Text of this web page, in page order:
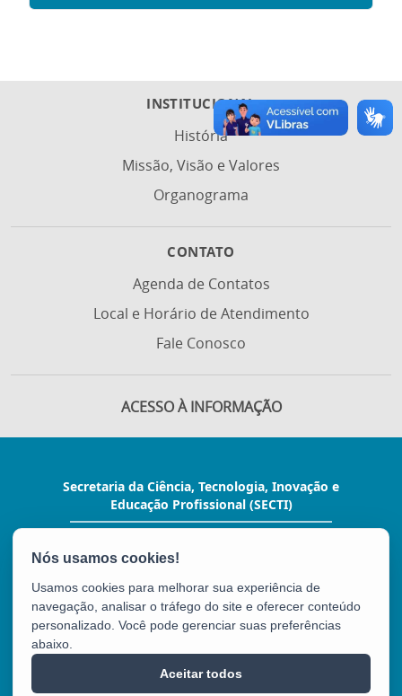
INSTITUCIONAL
História
Missão, Visão e Valores
Organograma
CONTATO
Agenda de Contatos
Local e Horário de Atendimento
Fale Conosco
ACESSO À INFORMAÇÃO
Secretaria da Ciência, Tecnologia, Inovação e
Educação Profissional (SECTI)
CEP: 29066-380 - Vitória / ES
E-mail:gabinete@secti.es.gov.br
Usamos cookies para melhorar sua experiência de
navegação, analisar o tráfego do site e oferecer conteúdo
personalizado. Você pode gerenciar suas preferências
abaixo.
Aceitar todos